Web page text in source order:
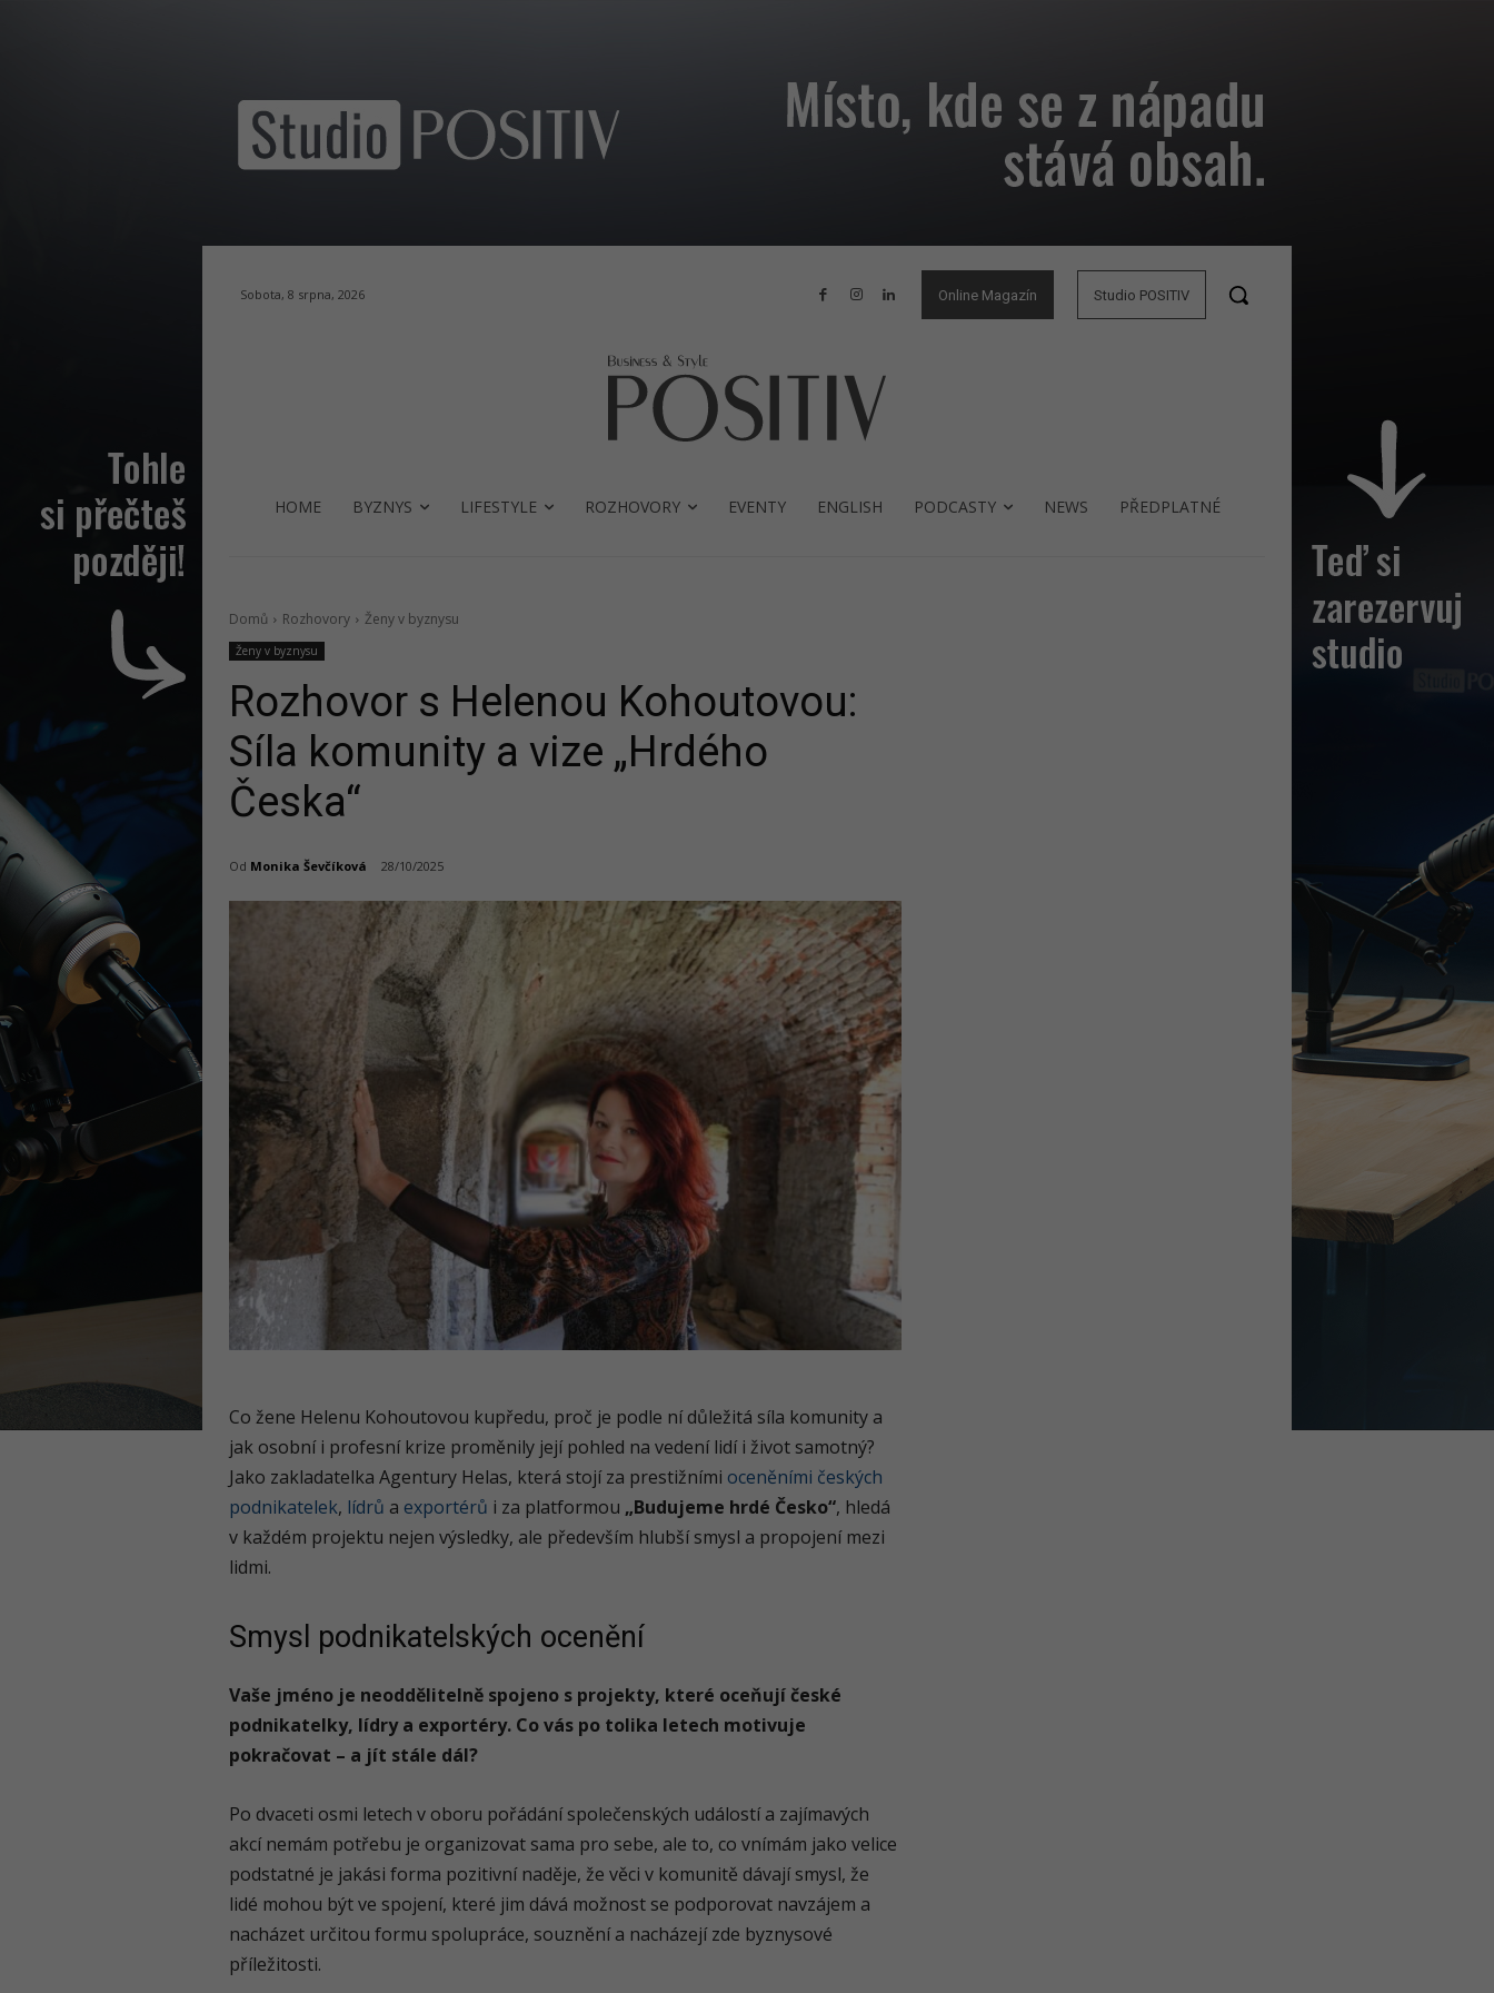
Sobota, 8 srpna, 2026 Online Magazín Studio POSITIV
HOME BYZNYS LIFESTYLE ROZHOVORY EVENTY ENGLISH PODCASTY NEWS PŘEDPLATNÉ
Domů Rozhovory Ženy v byznysu
Ženy v byznysu
Rozhovor s Helenou Kohoutovou:
Síla komunity a vize „Hrdého
Česka“
Od Monika Ševčíková 28/10/2025
Co žene Helenu Kohoutovou kupředu, proč je podle ní důležitá síla komunity a
jak osobní i profesní krize proměnily její pohled na vedení lidí i život samotný?
Jako zakladatelka Agentury Helas, která stojí za prestižními oceněními českých
podnikatelek, lídrů a exportérů i za platformou „Budujeme hrdé Česko“, hledá
v každém projektu nejen výsledky, ale především hlubší smysl a propojení mezi
lidmi.
Smysl podnikatelských ocenění
Vaše jméno je neoddělitelně spojeno s projekty, které oceňují české
podnikatelky, lídry a exportéry. Co vás po tolika letech motivuje
pokračovat – a jít stále dál?
Po dvaceti osmi letech v oboru pořádání společenských událostí a zajímavých
akcí nemám potřebu je organizovat sama pro sebe, ale to, co vnímám jako velice
podstatné je jakási forma pozitivní naděje, že věci v komunitě dávají smysl, že
lidé mohou být ve spojení, které jim dává možnost se podporovat navzájem a
nacházet určitou formu spolupráce, souznění a nacházejí zde byznysové
příležitosti.